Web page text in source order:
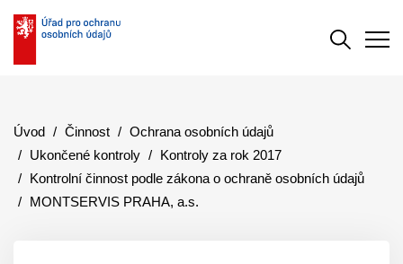
Úvod Činnost
Ochrana osobních údajů
Ukončené kontroly
Kontroly za rok 2017
Kontrolní činnost podle zákona o ochraně osobních údajů
MONTSERVIS PRAHA, a.s.